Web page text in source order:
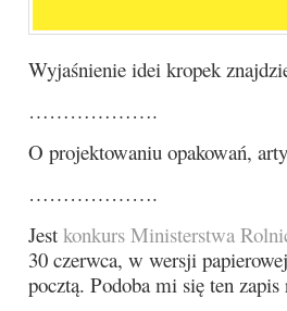
Wyjaśnienie idei kropek
……………….
O projektowaniu opakowań,
……………….
Jest konkurs Ministerstwa
30 czerwca, w wersji
pocztą. Podoba mi się ten